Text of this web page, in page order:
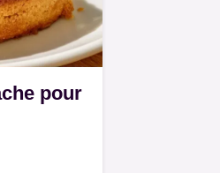
pour